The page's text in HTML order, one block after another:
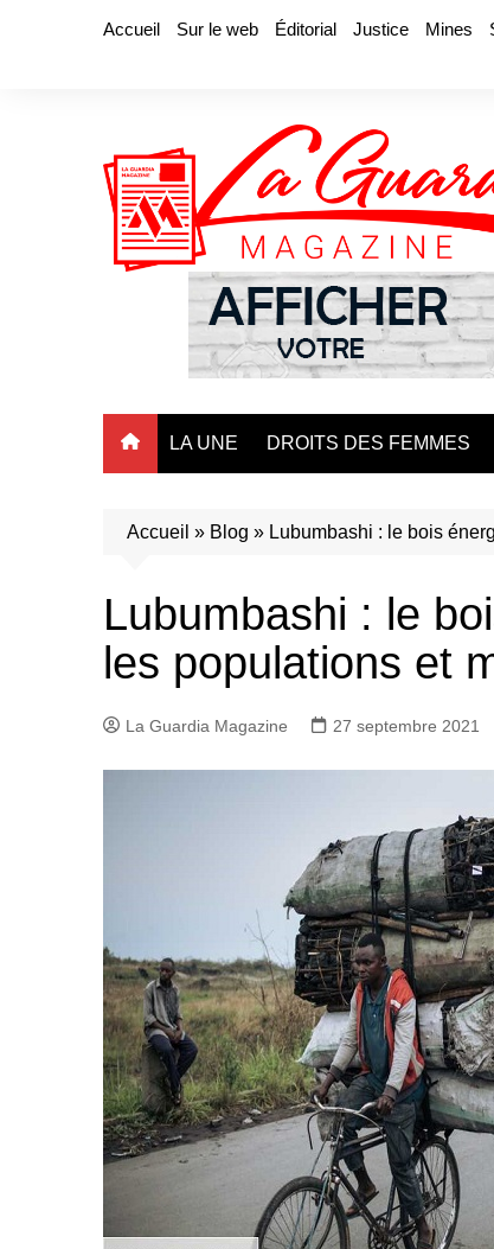
Accueil Sur le web Éditorial Justice Mines
LA UNE DROITS DES FEMMES
Accueil » Blog » Lubumbashi : le bois
Lubumbashi : le
les populations et
La Guardia Magazine 27 septembre 2021